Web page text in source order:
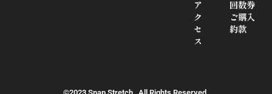
ア
ク
セ
ス
回数券
ご購入
約款